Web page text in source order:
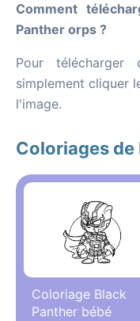
Comment
Panther orps ?
Pour
simplement cliquer
l'image.
Coloriages
Coloriage Black
Panther bébé